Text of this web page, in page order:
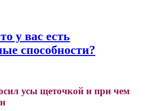
у вас есть
способности?
усы щеточкой и при чем